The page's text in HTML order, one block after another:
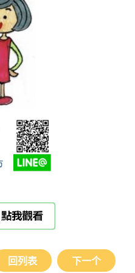
回列表 下一个